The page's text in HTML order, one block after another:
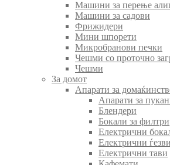
Машини за перење
Машини за садови
Фрижидери
Мини шпорети
Микробранови печки
Чешми со проточно
Чешми
За домот
Апарати за
Апарати за
Блендери
Бокали за
Електрични
Електрични
Електрични тави